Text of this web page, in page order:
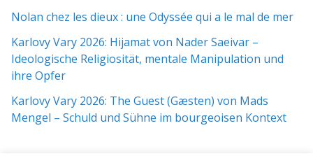
Nolan chez les dieux : une Odyssée qui a le mal de mer
Karlovy Vary 2026: Hijamat von Nader Saeivar​​ –
Ideologische Religiosität, mentale Manipulation und
ihre Opfer
Karlovy Vary 2026: The Guest (Gæsten) von Mads
Mengel – Schuld und Sühne im bourgeoisen Kontext